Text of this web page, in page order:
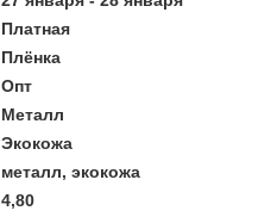
Платная
Плёнка
Опт
Металл
Экокожа
металл, экокожа
4,80